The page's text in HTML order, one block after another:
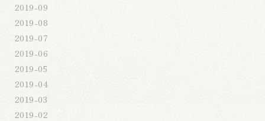
2019-09
2019-08
2019-07
2019-06
2019-05
2019-04
2019-03
2019-02